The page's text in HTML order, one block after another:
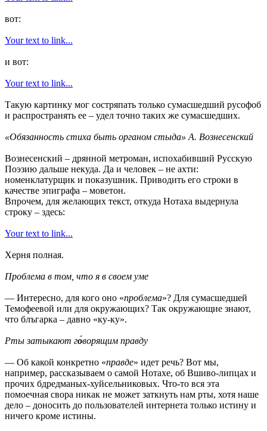
вот:
Your text to link...
и вот:
Your text to link...
Такую картинку мог состряпать только сумасшедший русофоб
и распространять ее – удел точно таких же сумасшедших.
«Обязанность стиха быть органом стыда» А. Вознесенский
Вознесенский – дрянной метроман, испохабивший Русскую
Поэзию дальше некуда. Да и человек – не ахти:
номенклатурщик и показушник. Приводить его строки в
качестве эпиграфа – моветон.
Впрочем, для желающих текст, откуда Нотаха выдернула
строку – здесь:
Your text to link...
Херня полная.
Проблема в том, что я в своем уме
— Интересно, для кого оно «проблема»? Для сумасшедшей
Темофеевой или для окружающих? Так окружающие знают,
что блъгарка – давно «ку-ку».
Рты затыкают го́ворящим правду
— Об какой конкретно «правде» идет речь? Вот мы,
например, рассказываем о самой Нотахе, об Вшиво-липцах и
прочих бдредманых-хуйсельниковых. Что-то вся эта
помоечная свора никак не может заткнуть нам рты, хотя наше
дело – доносить до пользователей интернета только истину и
ничего кроме истины.